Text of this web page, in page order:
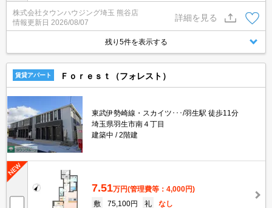
見可能です！メールでのお問い合わせの際は、電話番号も記載頂き
ますとスムーズに御対応できます♪
株式会社タウンハウジング埼玉 熊谷店
情報更新日 2026/08/07
詳細を見る
残り5件を表示する
賃貸アパート Ｆｏｒｅｓｔ（フォレスト）
東武伊勢崎線・スカイツ･･･/羽生駅 徒歩11分
埼玉県羽生市南４丁目
建築中
2階建
7.51万円(管理費等：4,000円)
敷
75,100円 礼
なし